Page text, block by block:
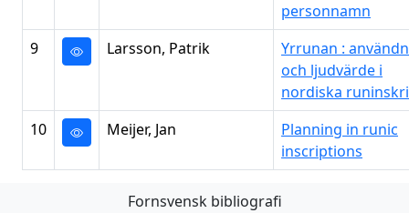
personnamn
9
Larsson, Patrik
Yrrunan :
och ljudvärde i
nordiska
10
Meijer, Jan
Planning in runic
inscriptions
Föregående Nästa
Fornsvensk bibliografi